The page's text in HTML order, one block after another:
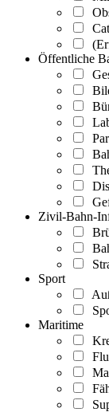
Öffentliche
Zivil-Bahn-
Sport
Maritime